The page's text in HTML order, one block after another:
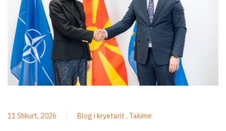
11 Shkurt, 2026 Blog i kryetarit Takime